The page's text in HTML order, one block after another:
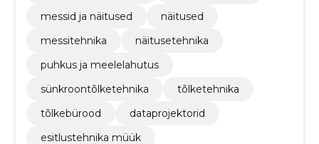
messid ja näitused
näitused
messitehnika
näitusetehnika
puhkus ja meelelahutus
sünkroontõlketehnika
tõlketehnika
tõlkebürood
dataprojektorid
esitlustehnika müük